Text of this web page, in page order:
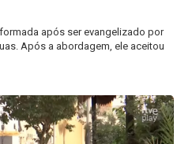
após ser evangelizado por
Após a abordagem, ele aceitou